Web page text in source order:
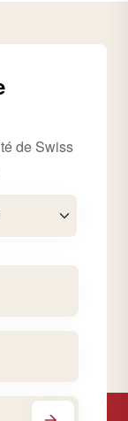
de Swiss